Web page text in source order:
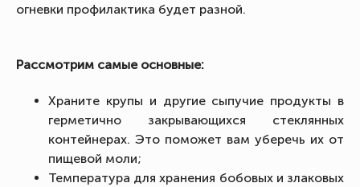
огневки профилактика будет разной.
Рассмотрим самые основные:
Храните крупы и другие сыпучие продукты в
герметично закрывающихся стеклянных
контейнерах. Это поможет вам уберечь их от
пищевой моли;
Температура для хранения бобовых и злаковых